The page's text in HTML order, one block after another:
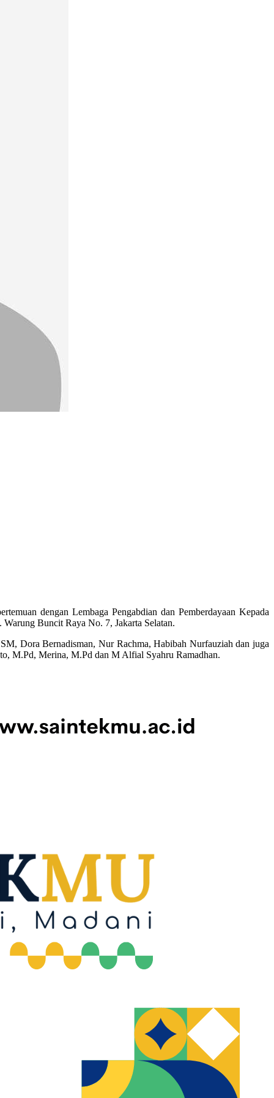
dengan Lembaga Pengabdian dan Pemberdayaan Kepada
Buncit Raya No. 7, Jakarta Selatan.
Dora Bernadisman, Nur Rachma, Habibah Nurfauziah dan juga
M.Pd, Merina, M.Pd dan M Alfial Syahru Ramadhan.